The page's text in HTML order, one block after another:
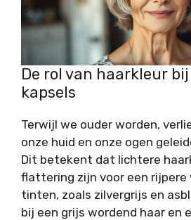
De rol van haarkleur
kapsels
Terwijl we ouder worden,
onze huid en onze ogen
Dit betekent dat lichtere
flattering zijn voor een rijpere
tinten, zoals zilvergrijs en
bij een grijs wordend haar en